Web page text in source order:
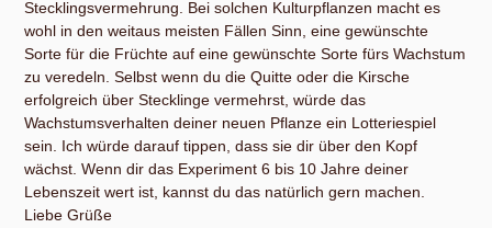
Stecklingsvermehrung. Bei solchen Kulturpflanzen macht es
wohl in den weitaus meisten Fällen Sinn, eine gewünschte
Sorte für die Früchte auf eine gewünschte Sorte fürs Wachstum
zu veredeln. Selbst wenn du die Quitte oder die Kirsche
erfolgreich über Stecklinge vermehrst, würde das
Wachstumsverhalten deiner neuen Pflanze ein Lotteriespiel
sein. Ich würde darauf tippen, dass sie dir über den Kopf
wächst. Wenn dir das Experiment 6 bis 10 Jahre deiner
Lebenszeit wert ist, kannst du das natürlich gern machen.
Liebe Grüße